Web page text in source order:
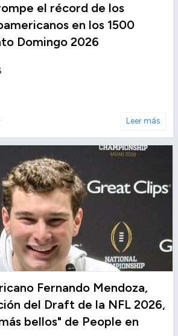
el récord de los
en los 1500
Domingo 2026
Leer más
Fernando Mendoza,
del Draft de la NFL 2026,
bellos" de People en